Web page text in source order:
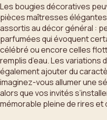
Les bougies décoratives
pièces maîtresses
assortis au décor général :
parfumées qui évoquent
célébré ou encore celles
remplis d’eau. Les
également ajouter du
imaginez-vous allumer une
alors que vos invités
mémorable pleine de rires et